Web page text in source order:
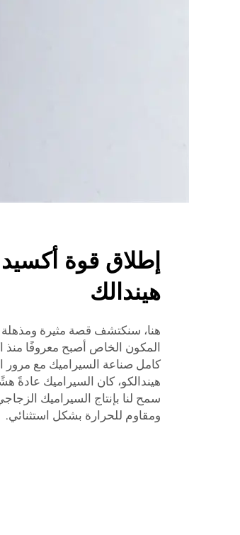
إطلاق قوة أكسيد
هيندالك
هنا، سنكتشف قصة مثيرة ومذهلة
كامل صناعة السيراميك مع مرور
هيندالكو، كان السيراميك عادةً
سمح لنا بإنتاج السيراميك
ومقاوم للحرارة بشكل استثنائي.